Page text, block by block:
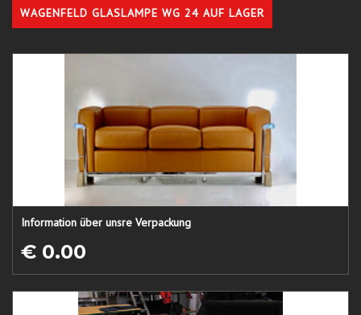
WAGENFELD GLASLAMPE WG 24 AUF LAGER
Information über unsre Verpackung
€ 0.00